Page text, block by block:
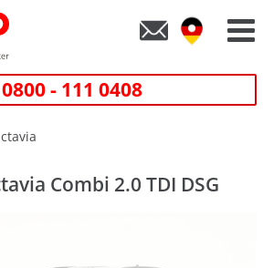
0800 - 111 0408
Combi 2.0 TDI DSG